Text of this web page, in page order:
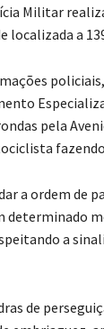
Militar
localizada a
pela
a ordem de
determinado
a
de